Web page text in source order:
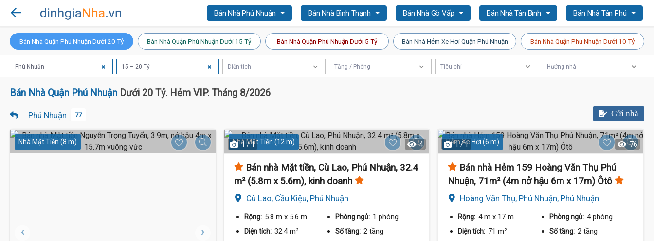
Bán Nhà Phú Nhuận Bán Nhà Bình Thạnh Bán Nhà Gò Vấp Bán Nhà Tân Bình Bán Nhà Tân Phú
Bán Nhà Quận Phú Nhuận Dưới 20 Tỷ Bán Nhà Quận Phú Nhuận Dưới 15 Tỷ Bán Nhà Quận Phú Nhuận Dưới 5 Tỷ Bán Nhà Hẻm Xe Hơi Quận Phú Nhuận Bán Nhà Quận Phú Nhuận Dưới 10 Tỷ
Phú Nhuận 15 – 20 Tỷ Diện tích Tầng / Phòng Tiêu chí Hướng nhà
Bán Nhà Quận Phú Nhuận Dưới 20 Tỷ. Hẻm VIP. Tháng 8/2026
Gửi nhà
Phú Nhuận 77
Nhà Mặt Tiền (8 m) Nhà Mặt Tiền (12 m)
1 / 1 4
Bán nhà Mặt tiền, Cù Lao, Phú Nhuận, 32.4
m² (5.8m x 5.6m), kinh doanh
Cù Lao, Cầu Kiệu, Phú Nhuận
Rộng: 5.8 m x 5.6 m Phòng ngủ: 1 phòng
Diện tích: 32.4 m² Số tầng: 2 tầng
Hẻm Xe Hơi (6 m)
1 / 1 76
Bán nhà Hẻm 159 Hoàng Văn Thụ Phú
Nhuận, 71m² (4m nở hậu 6m x 17m) Ôtô
Hoàng Văn Thụ, Phú Nhuận, Phú Nhuận
Rộng: 4 m x 17 m Phòng ngủ: 4 phòng
Diện tích: 71 m² Số tầng: 2 tầng